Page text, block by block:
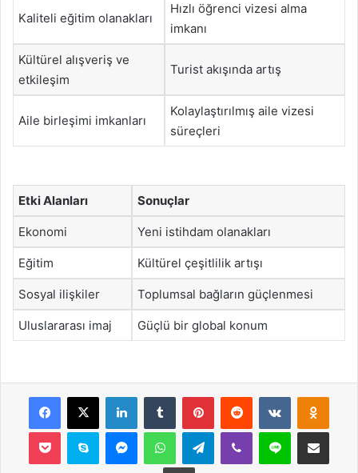
Kaliteli eğitim olanakları
Hızlı öğrenci vizesi alma
imkanı
Kültürel alışveriş ve
etkileşim
Turist akışında artış
Aile birleşimi imkanları
Kolaylaştırılmış aile vizesi
süreçleri
Etki Alanları Sonuçlar
Ekonomi Yeni istihdam olanakları
Eğitim Kültürel çeşitlilik artışı
Sosyal ilişkiler Toplumsal bağların güçlenmesi
Uluslararası imaj Güçlü bir global konum
Facebook
X LinkedInTumblr PinterestReddit VKontakte
Pocket Skype MessengerWhatsAppTelegramViber Line E-Posta ile
Yazdır